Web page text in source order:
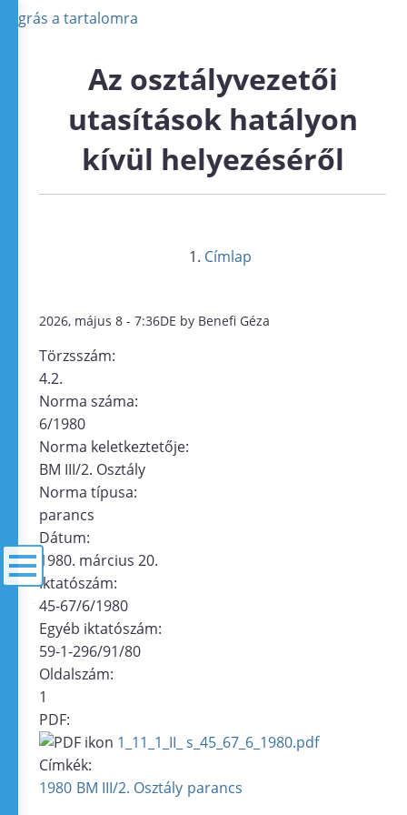
Ugrás a tartalomra
Az osztályvezetői
utasítások hatályon
kívül helyezéséről
Címlap
2026, május 8 - 7:36DE by Benefi Géza
Törzsszám:
4.2.
Norma száma:
6/1980
Norma keletkeztetője:
BM III/2. Osztály
Norma típusa:
parancs
Dátum:
1980. március 20.
Iktatószám:
45-67/6/1980
Egyéb iktatószám:
59-1-296/91/80
Oldalszám:
1
PDF:
1_11_1_II_ s_45_67_6_1980.pdf
Címkék:
1980 BM III/2. Osztály parancs